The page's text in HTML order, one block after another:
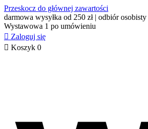
Przeskocz do głównej zawartości
darmowa wysyłka od 250 zł | odbiór
Wystawowa 1 po umówieniu
 Zaloguj się
 Koszyk 0